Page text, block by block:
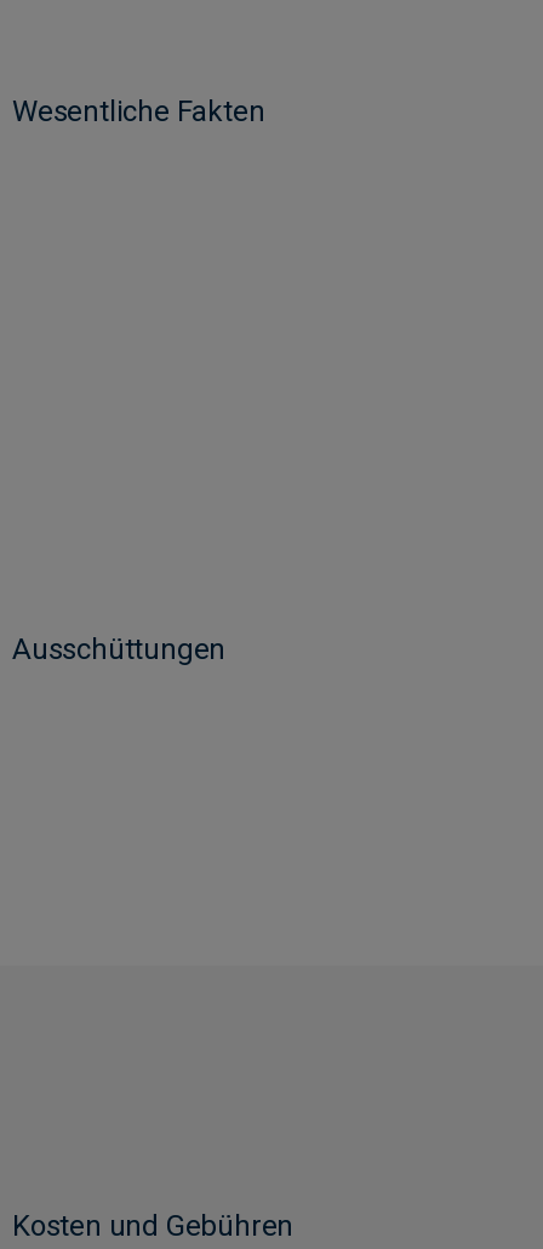
Wesentliche Fakten
Ausschüttungen
Kosten und Gebühren